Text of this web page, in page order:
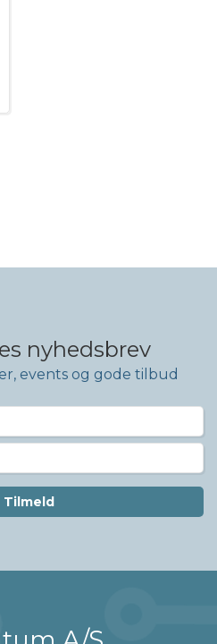
nyhedsbrev
events og gode tilbud
Tilmeld